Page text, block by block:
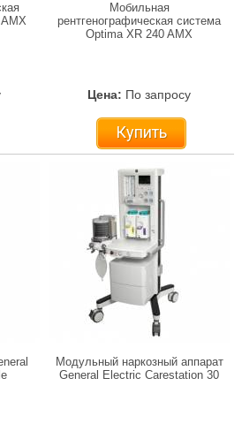
Мобильная
рентгенографическая система
Optima XR 240 AMX
Цена: По запросу
Купить
Модульный наркозный аппарат
General Electric Carestation 30